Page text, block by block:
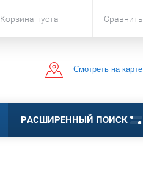
Корзина пуста Сравнить
Смотреть на карте
РАСШИРЕННЫЙ ПОИСК